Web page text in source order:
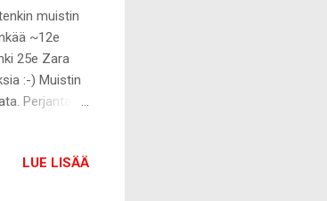
muistin
~12e
25e Zara
:-) Muistin
Perjantaina
LUE LISÄÄ